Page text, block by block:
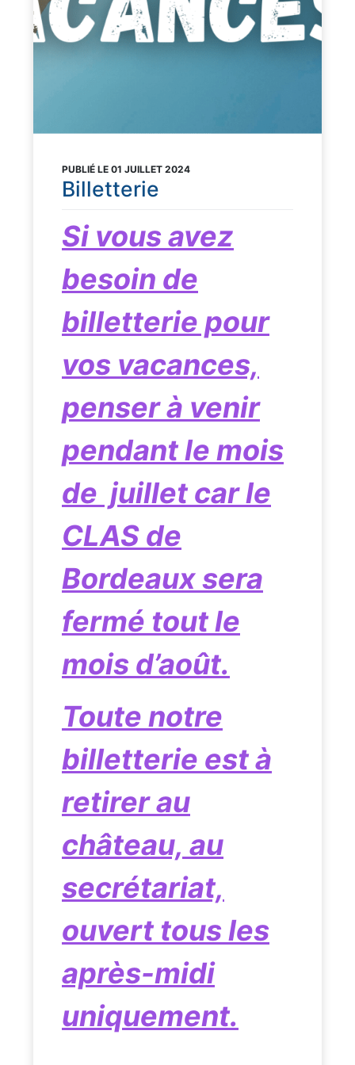
PUBLIÉ LE 01 JUILLET 2024
Billetterie
Si vous avez
besoin de
billetterie pour
vos vacances,
penser à venir
pendant le mois
de juillet car le
CLAS de
Bordeaux sera
fermé toutle
mois d’août.
Toute notre
billetterie est à
retirer au
château, au
secrétariat,
ouvert tous les
après-midi
uniquement.